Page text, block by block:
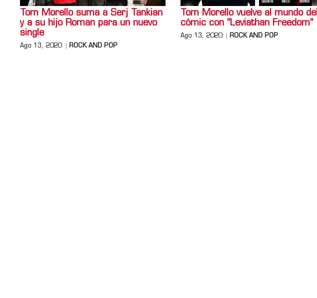
Tom Morello suma a Serj Tankian
y a su hijo Roman para un nuevo
single
Ago 13, 2020 ROCK AND POP
Tom Morello vuelve al mundo del
cómic con "Leviathan Freedom"
Ago 13, 2020 ROCK AND POP